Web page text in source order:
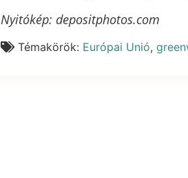
Nyitókép: depositphotos.com
Témakörök: Európai Unió,